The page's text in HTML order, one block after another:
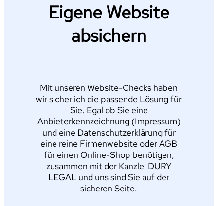
Eigene Website
absichern
Mit unseren Website-Checks haben
wir sicherlich die passende Lösung für
Sie. Egal ob Sie eine
Anbieterkennzeichnung (Impressum)
und eine Datenschutzerklärung für
eine reine Firmenwebsite oder AGB
für einen Online-Shop benötigen,
zusammen mit der Kanzlei DURY
LEGAL und uns sind Sie auf der
sicheren Seite.